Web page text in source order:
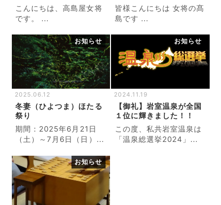
こんにちは、高島屋女将
です。 ...
皆様こんにちは 女将の髙
島です ...
お知らせ
2025.06.12
冬妻（ひよつま）ほたる
祭り
期間：2025年6月21日
（土）～7月6日（日）...
お知らせ
2024.11.19
【御礼】岩室温泉が全国
１位に輝きました！！
この度、私共岩室温泉は
「温泉総選挙2024」...
お知らせ